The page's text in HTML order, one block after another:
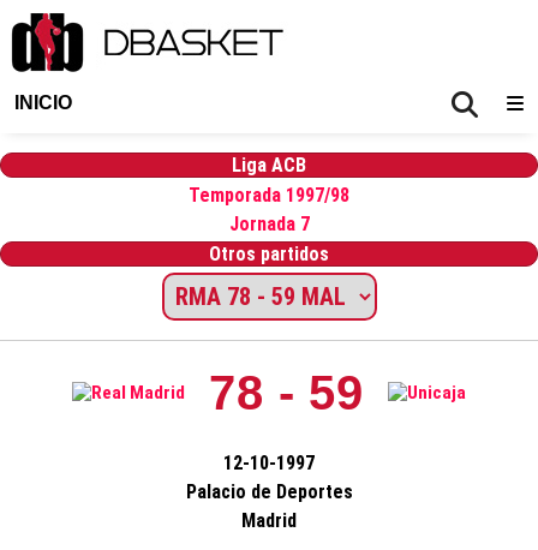
INICIO
Liga ACB
Temporada 1997/98
Jornada 7
Otros partidos
78 - 59
12-10-1997
Palacio de Deportes
Madrid